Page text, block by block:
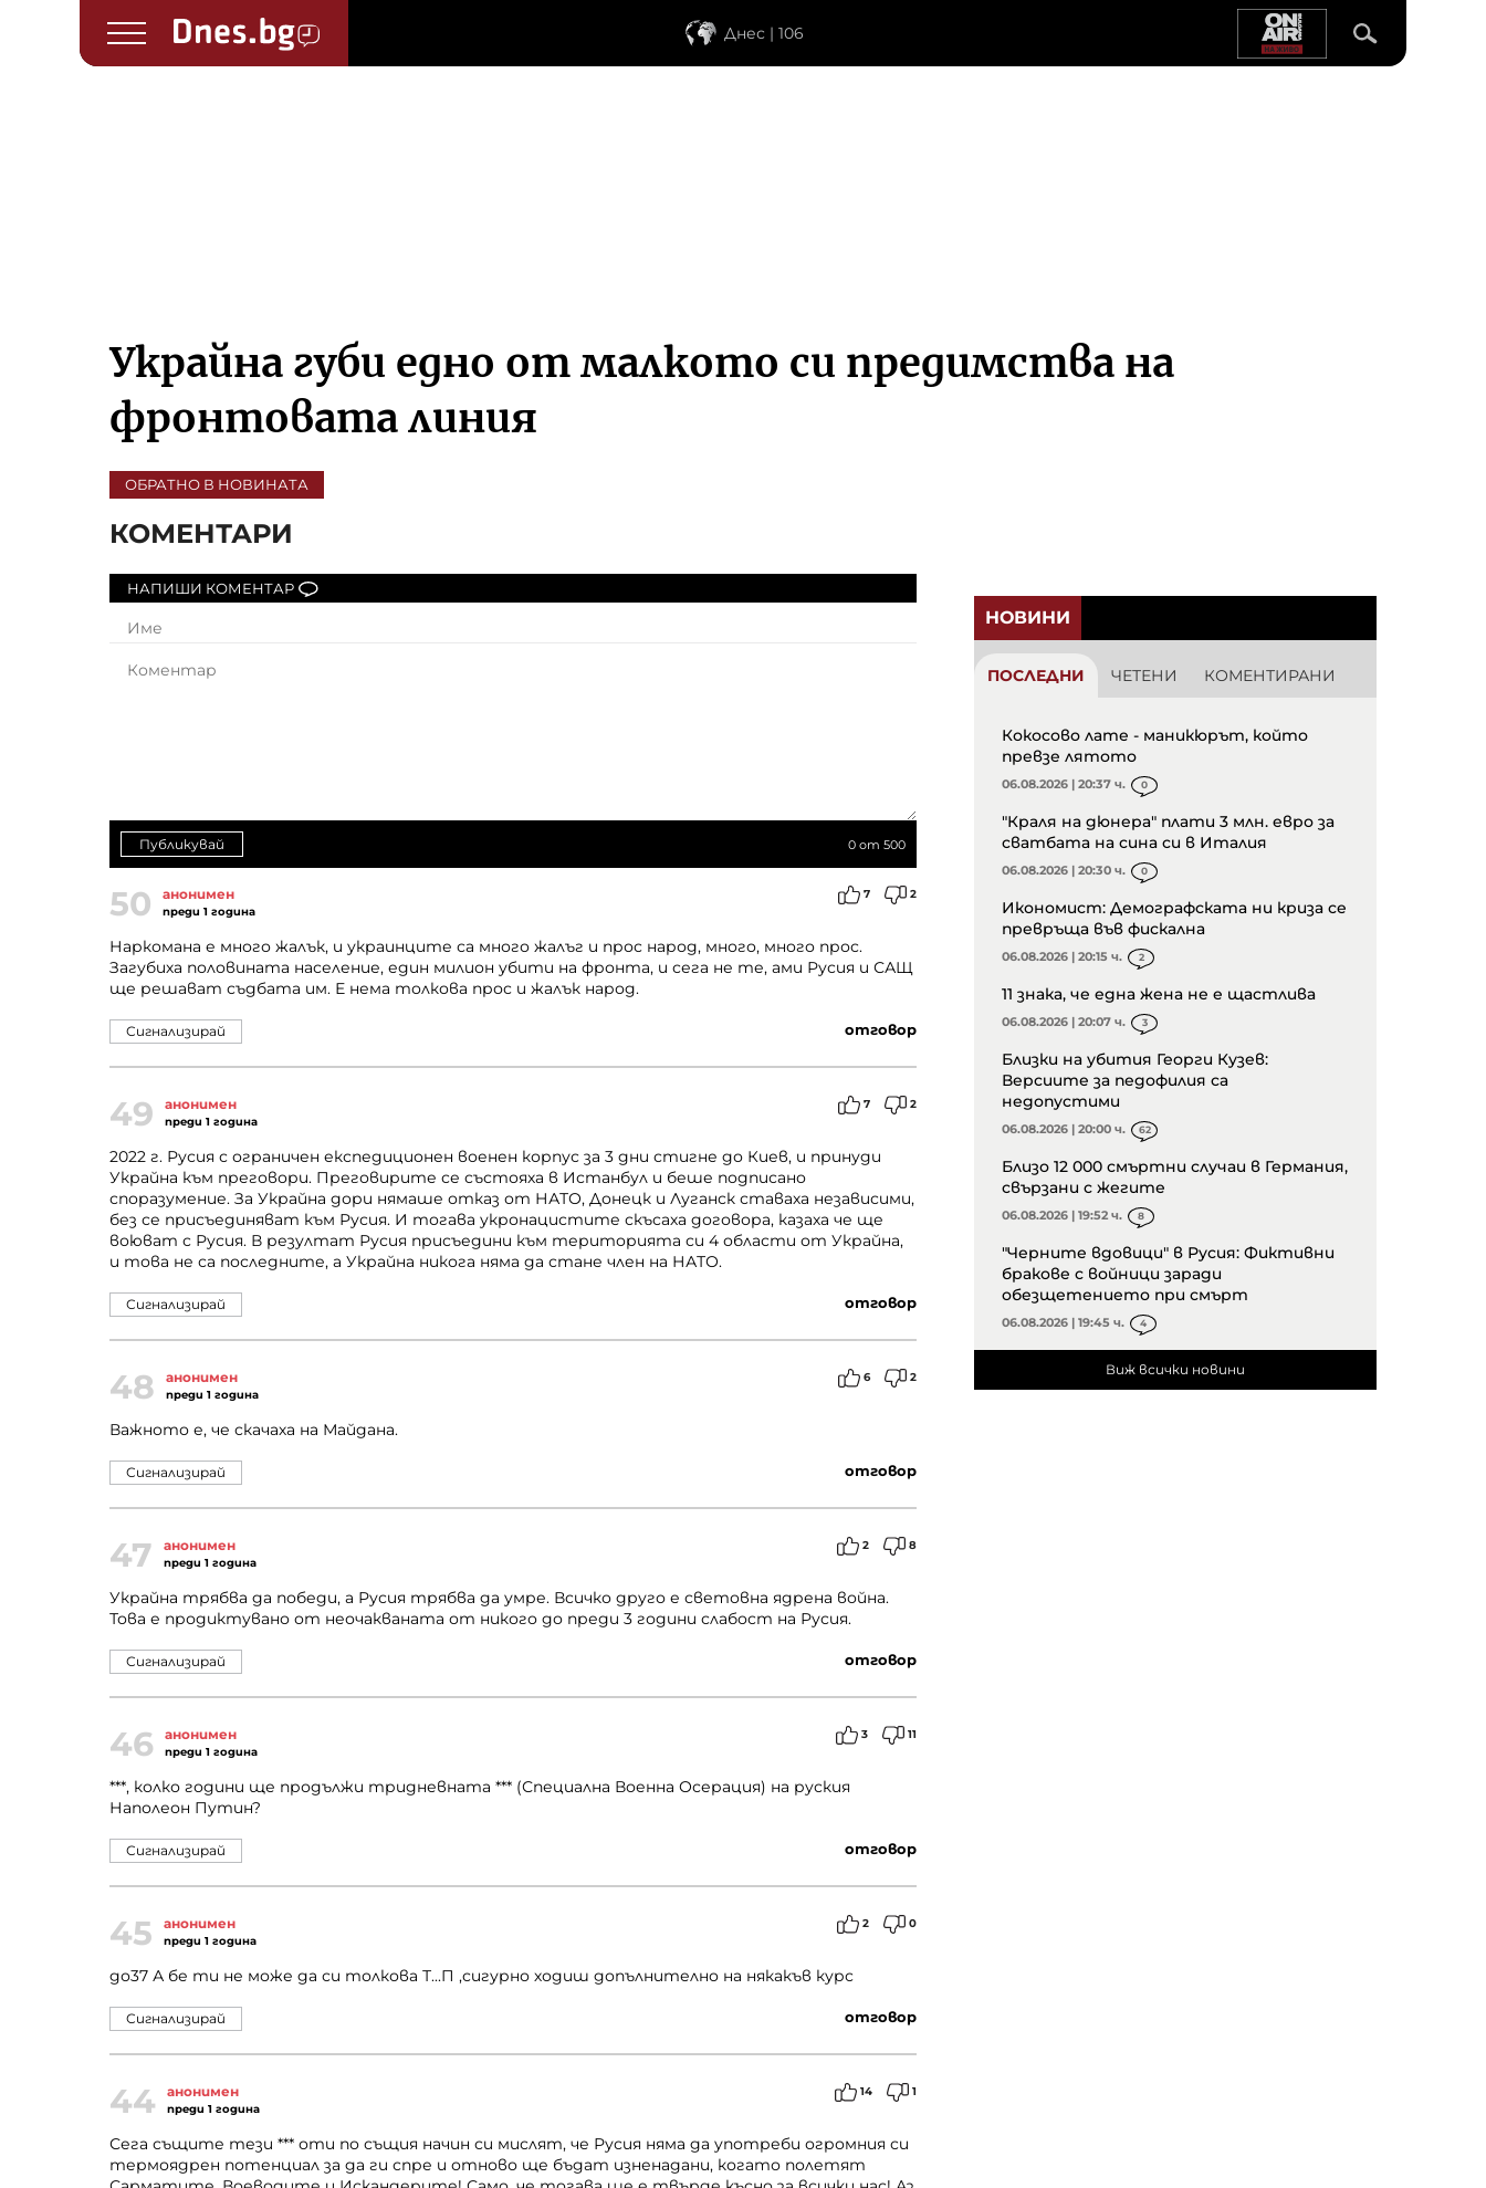
Днес | 106
Украйна губи едно от малкото си предимства на
фронтовата линия
ОБРАТНО В НОВИНАТА
КОМЕНТАРИ
НАПИШИ КОМЕНТАР
0 от 500
Публикувай
50 анонимен
преди 1 година
7 2
Наркомана е много жалък, и украинците са много жалъг и прос народ, много, много прос.
Загубиха половината население, един милион убити на фронта, и сега не те, ами Русия и САЩ
ще решават съдбата им. Е нема толкова прос и жалък народ.
отговор
Сигнализирай
49 анонимен
преди 1 година
7 2
2022 г. Русия с ограничен експедиционен военен корпус за 3 дни стигне до Киев, и принуди
Украйна към преговори. Преговирите се състояха в Истанбул и беше подписано
споразумение. За Украйна дори нямаше отказ от НАТО, Донецк и Луганск ставаха независими,
без се присъединяват към Русия. И тогава укронацистите скъсаха договора, казаха че ще
воюват с Русия. В резултат Русия присъедини към територията си 4 области от Украйна,
и това не са последните, а Украйна никога няма да стане член на НАТО.
отговор
Сигнализирай
48 анонимен
преди 1 година
6 2
Важното е, че скачаха на Майдана.
отговор
Сигнализирай
47 анонимен
преди 1 година
2 8
Украйна трябва да победи, а Русия трябва да умре. Всичко друго е световна ядрена война.
Това е продиктувано от неочакваната от никого до преди 3 години слабост на Русия.
отговор
Сигнализирай
46 анонимен
преди 1 година
3 11
***, колко години ще продължи тридневната *** (Специална Военна Осерация) на руския
Наполеон Путин?
отговор
Сигнализирай
45 анонимен
преди 1 година
2 0
до37 А бе ти не може да си толкова Т...П ,сигурно ходиш допълнително на някакъв курс
отговор
Сигнализирай
44 анонимен
преди 1 година
14 1
Сега същите тези *** оти по същия начин си мислят, че Русия няма да употреби огромния си
термоядрен потенциал за да ги спре и отново ще бъдат изненадани, когато полетят
НОВИНИ
ПОСЛЕДНИ ЧЕТЕНИ КОМЕНТИРАНИ
Кокосово лате - маникюрът, който
превзе лятото
06.08.2026 | 20:37 ч. 0
"Краля на дюнера" плати 3 млн. евро за
сватбата на сина си в Италия
06.08.2026 | 20:30 ч. 0
Икономист: Демографската ни криза се
превръща във фискална
06.08.2026 | 20:15 ч. 2
11 знака, че една жена не е щастлива
06.08.2026 | 20:07 ч. 3
Близки на убития Георги Кузев:
Версиите за педофилия са
недопустими
06.08.2026 | 20:00 ч. 62
Близо 12 000 смъртни случаи в Германия,
свързани с жегите
06.08.2026 | 19:52 ч. 8
"Черните вдовици" в Русия: Фиктивни
бракове с войници заради
обезщетението при смърт
06.08.2026 | 19:45 ч. 4
Виж всички новини